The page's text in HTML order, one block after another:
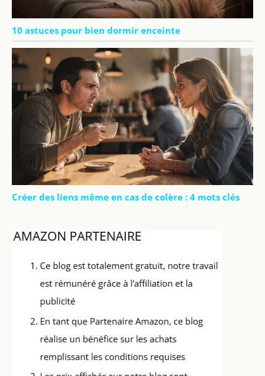
10 astuces pour bien dormir enceinte
Créer des liens même en cas de colère : 4 mots clés